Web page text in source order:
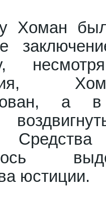
Хоман
а
юстиции.